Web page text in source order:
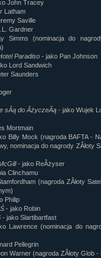
John Tracey
Latham
Saville
Gardner
(nominacja do
Paradiso- jako Pan Johnson
Lord Sandwich
Saunders
sÂą do ÂżyczeĂą- jako Wujek
Mortmain
Billy Mock (nagroda BAFTA -
nominacja do nagrody ZÂłoty
- jako ReÂżyser
Clinchamu
(nagroda ZÂłoty
Philip
- jako Robin
- jako Slartibartfast
Lawrence (nominacja do
Pellegrin
Warner (nagroda ZÂłoty Glob